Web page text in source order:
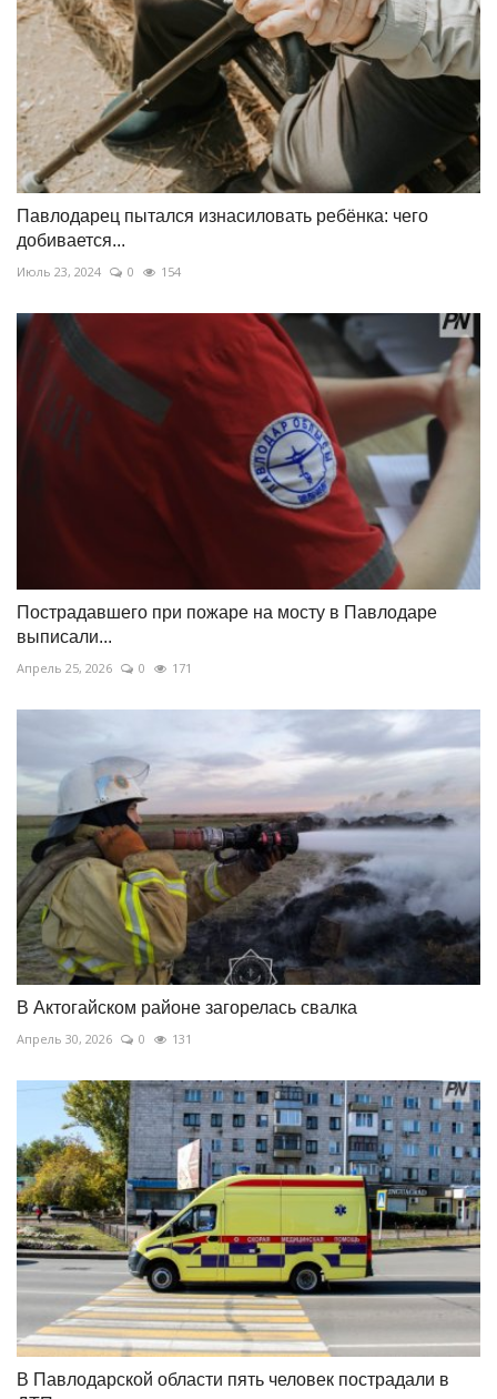
Павлодарец пытался изнасиловать ребёнка: чего
добивается...
Июль 23, 2024 0 154
Пострадавшего при пожаре на мосту в Павлодаре
выписали...
Апрель 25, 2026 0 171
В Актогайском районе загорелась свалка
Апрель 30, 2026 0 131
В Павлодарской области пять человек пострадали в